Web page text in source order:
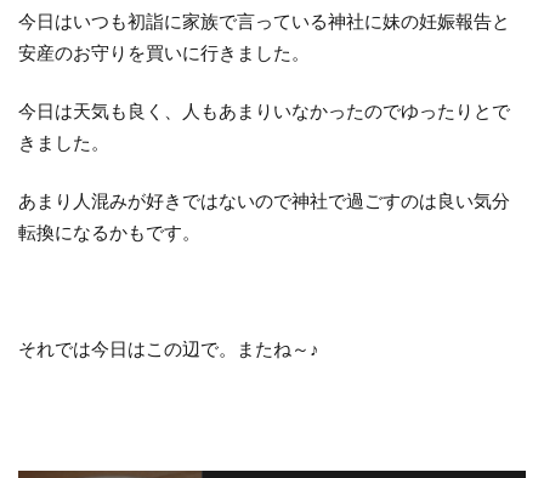
今日はいつも初詣に家族で言っている神社に妹の妊娠報告と
安産のお守りを買いに行きました。
今日は天気も良く、人もあまりいなかったのでゆったりとで
きました。
あまり人混みが好きではないので神社で過ごすのは良い気分
転換になるかもです。
それでは今日はこの辺で。またね～♪